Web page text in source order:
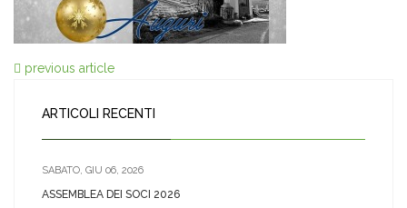
previous article
ARTICOLI RECENTI
SABATO, GIU 06, 2026
ASSEMBLEA DEI SOCI 2026